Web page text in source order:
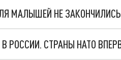
МАЛЫШЕЙ НЕ ЗАКОНЧИЛИСЬ